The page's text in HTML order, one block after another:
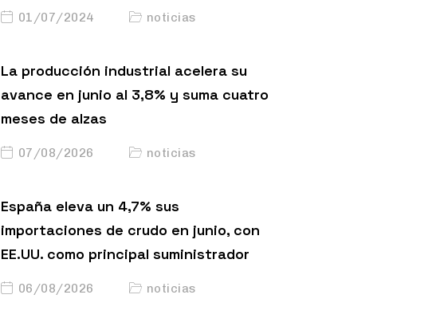
01/07/2024 noticias
La producción industrial acelera su
avance en junio al 3,8% y suma cuatro
meses de alzas
07/08/2026 noticias
España eleva un 4,7% sus
importaciones de crudo en junio, con
EE.UU. como principal suministrador
06/08/2026 noticias